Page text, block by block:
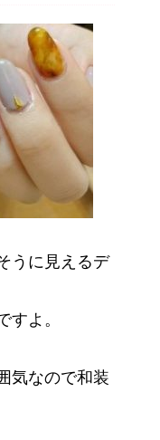
うに見えるデ
すよ。
気なので和装